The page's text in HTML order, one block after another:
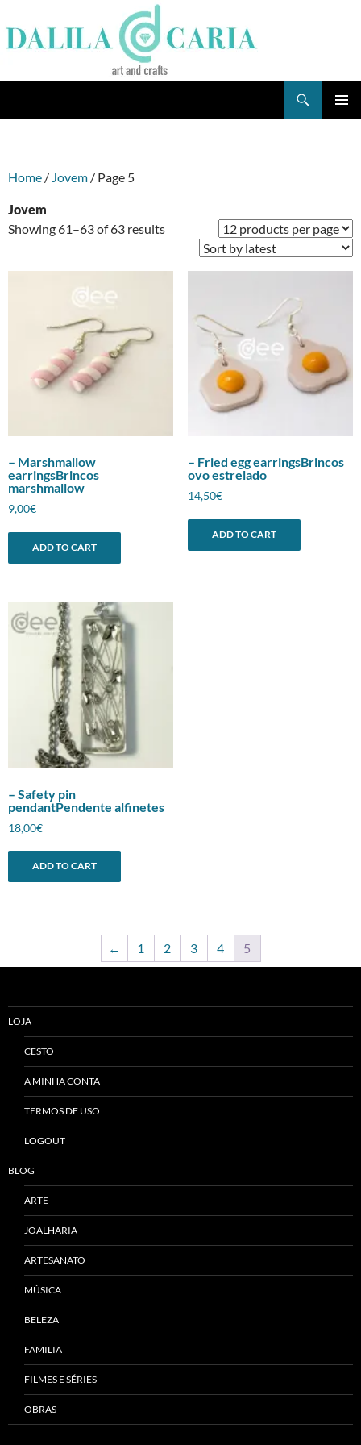
to
content
Home / Jovem / Page 5
Jovem
Showing 61–63 of 63 resultsSorted
– Marshmallow
earringsBrincos
marshmallow
9,00€
ADD TO CART
– Fried egg earringsBrincos
ovo estrelado
14,50€
ADD TO CART
– Safety pin
pendantPendente alfinetes
18,00€
ADD TO CART
← 1 2 3 4 5
LOJA
CESTO
A MINHA CONTA
TERMOS DE USO
LOGOUT
BLOG
ARTE
JOALHARIA
ARTESANATO
MÚSICA
BELEZA
FAMILIA
FILMES E SÉRIES
OBRAS